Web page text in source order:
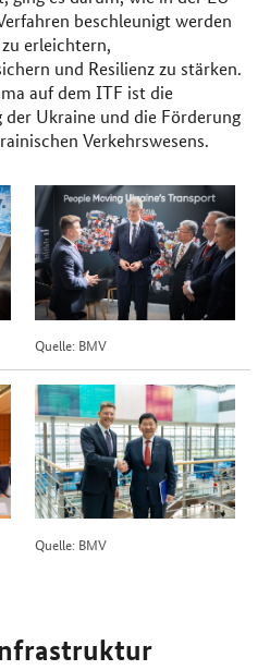
beschleunigt werden
erleichtern,
und Resilienz zu stärken.
auf dem ITF ist die
Ukraine und die Förderung
Verkehrswesens.
Quelle: BMV
Quelle: BMV